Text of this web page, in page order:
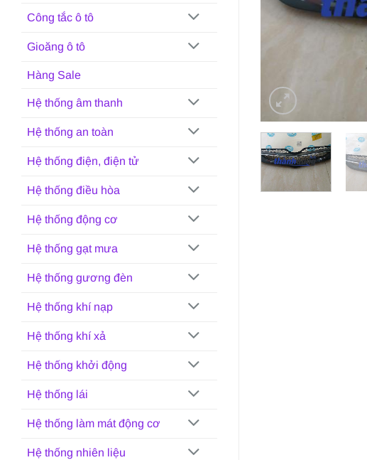
Công tắc ô tô
Gioăng ô tô
Hàng Sale
Hệ thống âm thanh
Hệ thống an toàn
Hệ thống điện, điện tử
Hệ thống điều hòa
Hệ thống động cơ
Hệ thống gạt mưa
Hệ thống gương đèn
Hệ thống khí nạp
Hệ thống khí xả
Hệ thống khởi động
Hệ thống lái
Hệ thống làm mát động cơ
Hệ thống nhiên liệu